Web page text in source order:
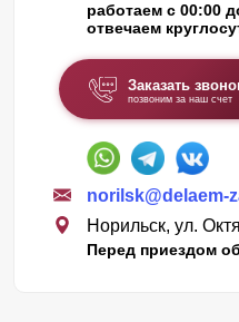
работаем с 00:00
отвечаем
Заказать
позвоним за наш счет
norilsk@delaem-
Норильск, ул.
Перед приездом